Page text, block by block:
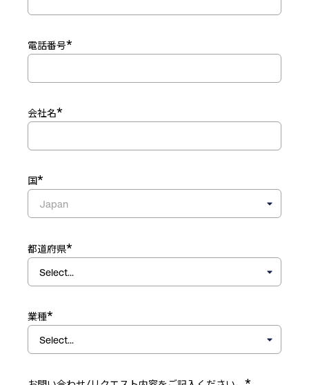
*
電話番号
*
会社名
*
国
*
都道府県
*
業種